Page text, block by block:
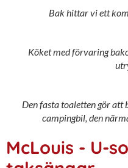
Bak hittar vi ett
Köket med förvaring
Den fasta toaletten gör
campingbil, den
McLouis - U-